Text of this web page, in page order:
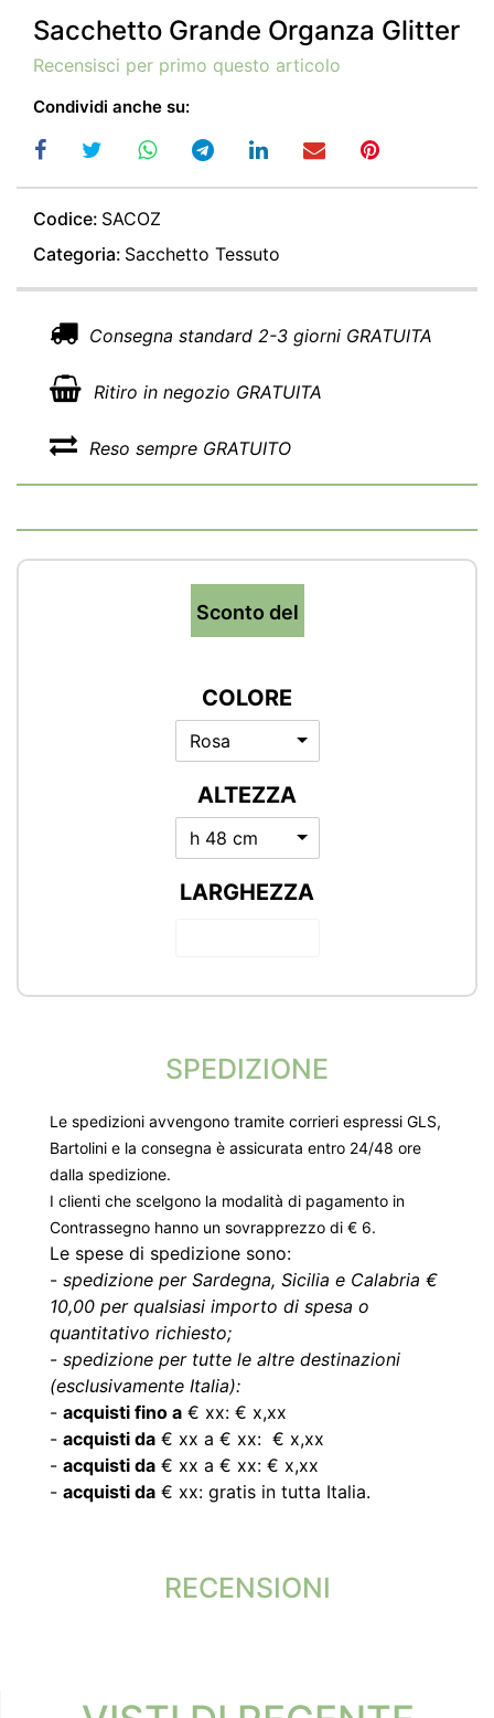
Sacchetto Grande Organza Glitter
Recensisci per primo questo articolo
Condividi anche su:
Codice: SACOZ
Categoria: Sacchetto Tessuto
Consegna standard 2-3 giorni GRATUITA
Ritiro in negozio GRATUITA
Reso sempre GRATUITO
Sconto del
COLORE
Rosa
ALTEZZA
h 48 cm
LARGHEZZA
SPEDIZIONE
Le spedizioni avvengono tramite corrieri espressi GLS,
Bartolini e la consegna è assicurata entro 24/48 ore
dalla spedizione.
I clienti che scelgono la modalità di pagamento in
Contrassegno hanno un sovrapprezzo di € 6.
Le spese di spedizione sono:
- spedizione per Sardegna, Sicilia e Calabria €
10,00 per qualsiasi importo di spesa o
quantitativo richiesto;
- spedizione per tutte le altre destinazioni
(esclusivamente Italia):
- acquisti fino a € xx: € x,xx
- acquisti da € xx a € xx: € x,xx
- acquisti da € xx a € xx: € x,xx
- acquisti da € xx: gratis in tutta Italia.
RECENSIONI